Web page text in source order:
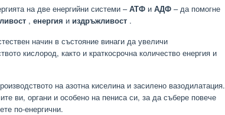
на две енергийни системи –АТФ и АДФ – да помогне
, енергия и издръжливост .
начин в състояние винаги да увеличи
кислород, както и краткосрочна количество енергия и
на азотна киселина и засилено вазодилатация.
ви, органи и особено на пениса си, за да събере повече
по-енергични.